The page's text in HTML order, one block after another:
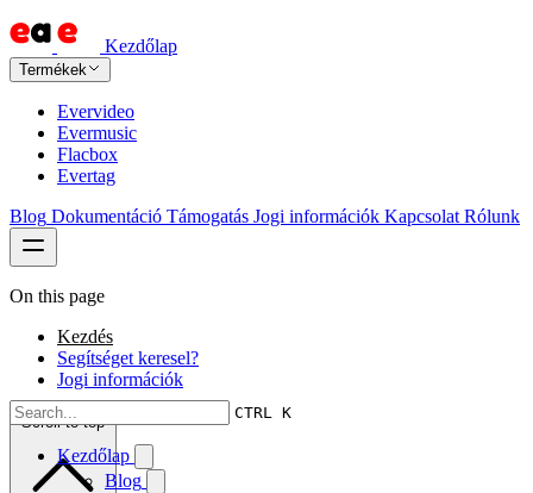
Kezdőlap
Termékek
Evervideo
Evermusic
Flacbox
Evertag
Blog Dokumentáció Támogatás Jogi információk Kapcsolat Rólunk
CTRL K
Kezdőlap
Blog
On this page
Kezdés
Segítséget keresel?
Jogi információk
Scroll to top